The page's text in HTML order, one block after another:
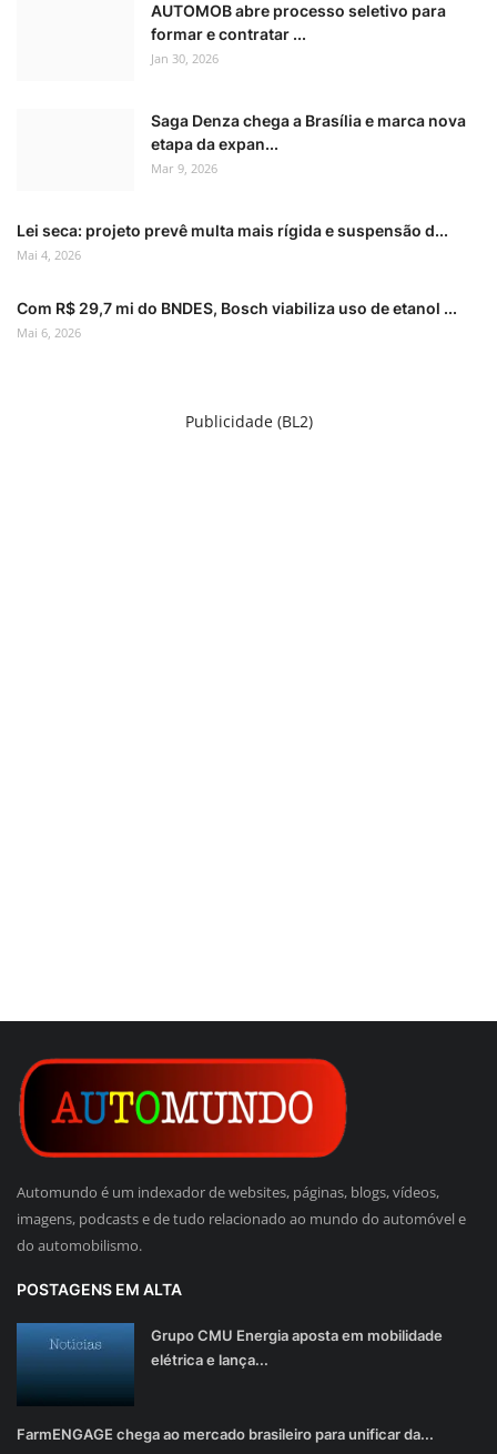
AUTOMOB abre processo seletivo para
formar e contratar ...
Jan 30, 2026
Saga Denza chega a Brasília e marca nova
etapa da expan...
Mar 9, 2026
Lei seca: projeto prevê multa mais rígida e suspensão d...
Mai 4, 2026
Com R$ 29,7 mi do BNDES, Bosch viabiliza uso de etanol ...
Mai 6, 2026
Publicidade (BL2)
Automundo é um indexador de websites, páginas, blogs, vídeos,
imagens, podcasts e de tudo relacionado ao mundo do automóvel e
do automobilismo.
POSTAGENS EM ALTA
Grupo CMU Energia aposta em mobilidade
elétrica e lança...
FarmENGAGE chega ao mercado brasileiro para unificar da...